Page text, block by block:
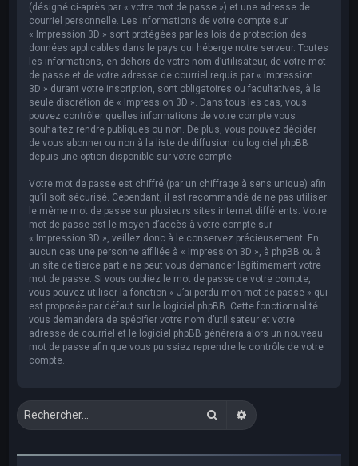
(désigné ci-après par « votre mot de passe ») et une adresse de
courriel personnelle. Les informations de votre compte sur
« Impression 3D » sont protégées par les lois de protection des
données applicables dans le pays qui héberge notre serveur. Toutes
les informations, en-dehors de votre nom d’utilisateur, de votre mot
de passe et de votre adresse de courriel requis par « Impression
3D » durant votre inscription, sont obligatoires ou facultatives, à la
seule discrétion de « Impression 3D ». Dans tous les cas, vous
pouvez contrôler quelles informations de votre compte vous
souhaitez rendre publiques ou non. De plus, vous pouvez décider
de vous abonner ou non à la liste de diffusion du logiciel phpBB
depuis une option disponible sur votre compte.
Votre mot de passe est chiffré (par un chiffrage à sens unique) afin
qu’il soit sécurisé. Cependant, il est recommandé de ne pas utiliser
le même mot de passe sur plusieurs sites internet différents. Votre
mot de passe est le moyen d’accès à votre compte sur
« Impression 3D », veillez donc à le conservez précieusement. En
aucun cas une personne affiliée à « Impression 3D », à phpBB ou à
un site de tierce partie ne peut vous demander légitimement votre
mot de passe. Si vous oubliez le mot de passe de votre compte,
vous pouvez utiliser la fonction « J’ai perdu mon mot de passe » qui
est proposée par défaut sur le logiciel phpBB. Cette fonctionnalité
vous demandera de spécifier votre nom d’utilisateur et votre
adresse de courriel et le logiciel phpBB générera alors un nouveau
mot de passe afin que vous puissiez reprendre le contrôle de votre
compte.
RechercherRecherche avancée